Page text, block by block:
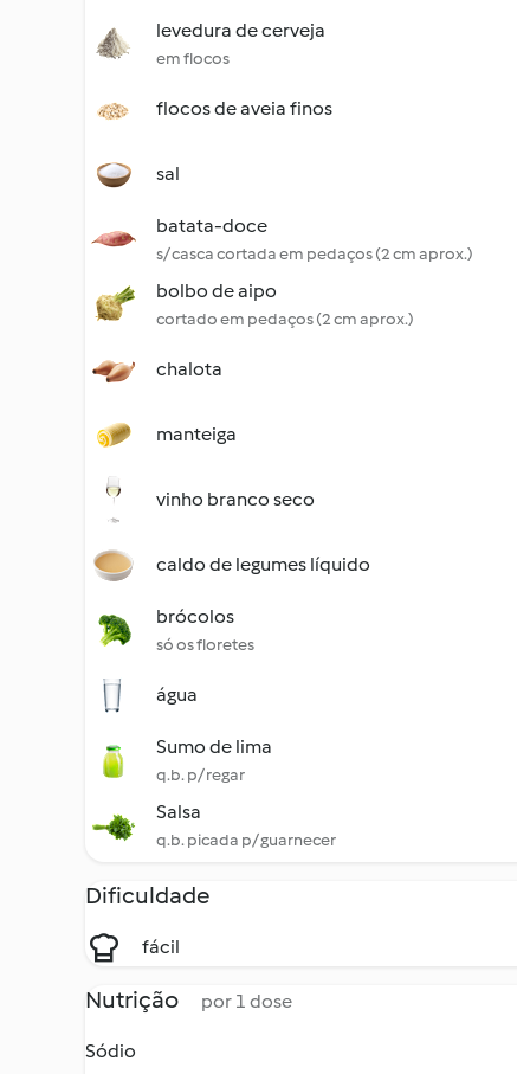
levedura de cerveja
em flocos
flocos de aveia finos
sal
batata-doce
s/ casca cortada em pedaços (2 cm aprox.)
bolbo de aipo
cortado em pedaços (2 cm aprox.)
chalota
manteiga
vinho branco seco
caldo de legumes líquido
brócolos
só os floretes
água
Sumo de lima
q.b. p/ regar
Salsa
q.b. picada p/ guarnecer
Dificuldade
fácil
Nutrição por 1 dose
Sódio